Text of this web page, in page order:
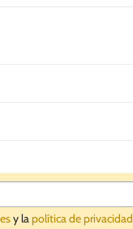
y lapolítica de privacidad